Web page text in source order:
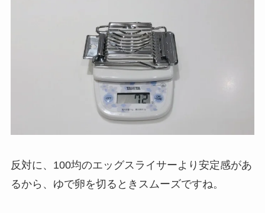
反対に、100均のエッグスライサーより安定感があ
るから、ゆで卵を切るときスムーズですね。